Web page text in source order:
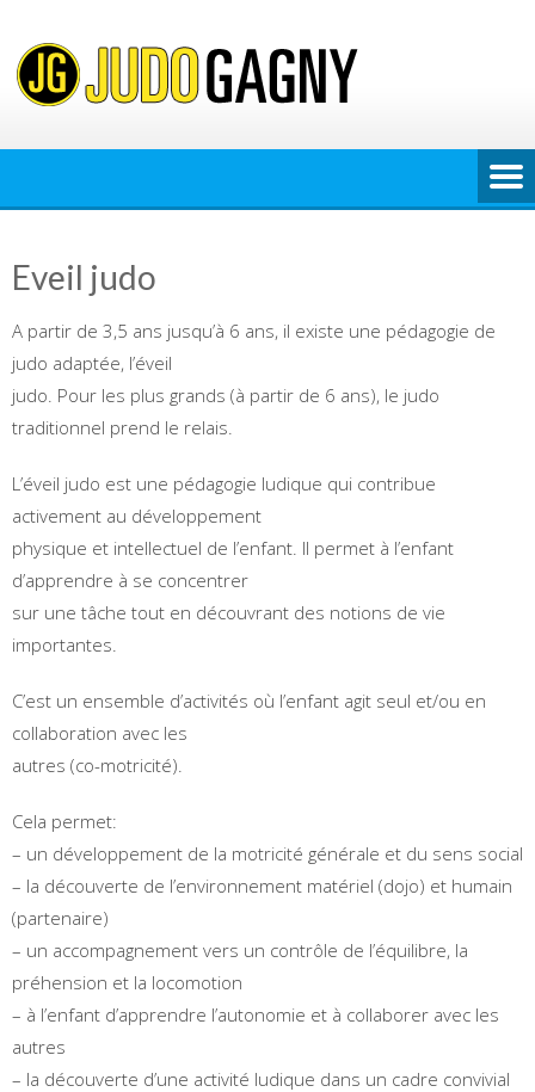
content
Eveil judo
A partir de 3,5 ans jusqu’à 6 ans, il existe une pédagogie de
judo adaptée, l’éveil
judo. Pour les plus grands (à partir de 6 ans), le judo
traditionnel prend le relais.
L’éveil judo est une pédagogie ludique qui contribue
activement au développement
physique et intellectuel de l’enfant. Il permet à l’enfant
d’apprendre à se concentrer
sur une tâche tout en découvrant des notions de vie
importantes.
C’est un ensemble d’activités où l’enfant agit seul et/ou en
collaboration avec les
autres (co-motricité).
Cela permet:
– un développement de la motricité générale et du sens social
– la découverte de l’environnement matériel (dojo) et humain
(partenaire)
– un accompagnement vers un contrôle de l’équilibre, la
préhension et la locomotion
– à l’enfant d’apprendre l’autonomie et à collaborer avec les
autres
– la découverte d’une activité ludique dans un cadre convivial